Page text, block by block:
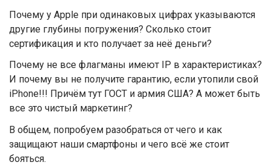
Почему у Apple при одинаковых цифрах указываются
другие глубины погружения? Сколько стоит
сертификация и кто получает за неё деньги?
Почему не все флагманы имеют IP в характеристиках?
И почему вы не получите гарантию, если утопили свой
iPhone!!! Причём тут ГОСТ и армия США? А может быть
все это чистый маркетинг?
В общем, попробуем разобраться от чего и как
защищают наши смартфоны и чего всё же стоит
бояться.